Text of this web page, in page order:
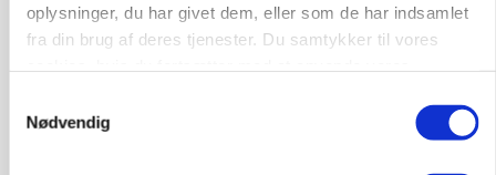
oplysninger, du har givet dem, eller som de har indsamlet
fra din brug af deres tjenester. Du samtykker til vores
Nødvendig
KLUMME
Ny griseprognose kan give anledning til et nyt
budgettjek